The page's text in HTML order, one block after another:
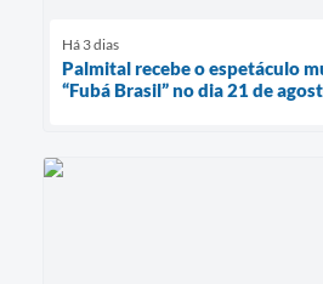
Há 3 dias
Palmital recebe o espetáculo
“Fubá Brasil” no dia 21 de